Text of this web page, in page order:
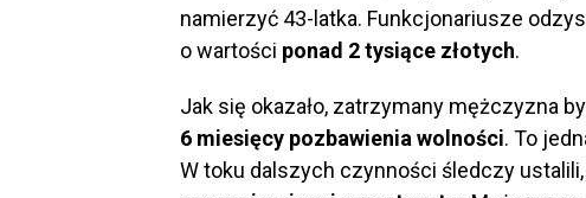
namierzyć 43-latka. Funkcjonariusze
o wartości ponad 2 tysiące złotych.
Jak się okazało, zatrzymany mężczyzna
6 miesięcy pozbawienia wolności. To
W toku dalszych czynności śledczy